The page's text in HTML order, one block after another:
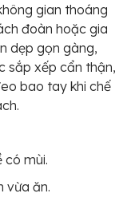
gian thoáng
đoàn hoặc gia
dẹp gọn gàng,
sắp xếp cẩn thận,
bao tay khi chế
có mùi.
vừa ăn.